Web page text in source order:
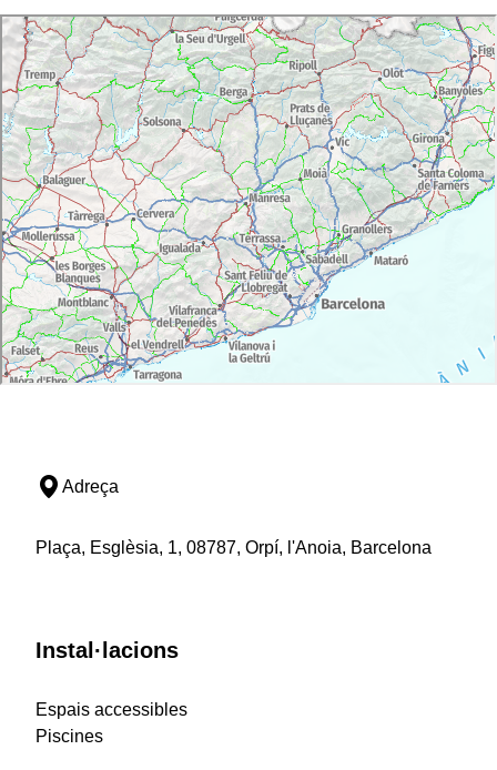
Adreça
Plaça, Esglèsia, 1, 08787, Orpí, l'Anoia, Barcelona
Instal·lacions
Espais accessibles
Piscines